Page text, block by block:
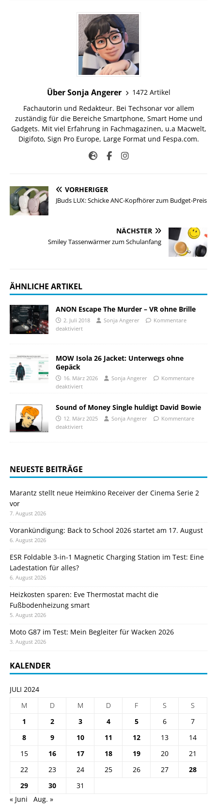
Über Sonja Angerer
1472 Artikel
Fachautorin und Redakteur. Bei Techsonar vor allem
zuständig für die Bereiche Smartphone, Smart Home und
Gadgets. Mit viel Erfahrung in Fachmagazinen, u.a Macwelt,
Digifoto, Sign Pro Europe, Large Format und Fespa.com.
VORHERIGER
JBuds LUX: Schicke ANC-Kopfhörer zum Budget-Preis
NÄCHSTER
Smiley Tassenwärmer zum Schulanfang
ÄHNLICHE ARTIKEL
ANON Escape The Murder – VR ohne Brille
2. Juli 2018 Sonja Angerer
Kommentare
deaktiviert
MOW Isola 26 Jacket: Unterwegs ohne
Gepäck
16. März 2026 Sonja Angerer
Kommentare
deaktiviert
Sound of Money Single huldigt David Bowie
12. März 2025 Sonja Angerer
Kommentare
deaktiviert
NEUESTE BEITRÄGE
Marantz stellt neue Heimkino Receiver der Cinema Serie 2
vor
7. August 2026
Vorankündigung: Back to School 2026 startet am 17. August
6. August 2026
ESR Foldable 3-in-1 Magnetic Charging Station im Test: Eine
Ladestation für alles?
6. August 2026
Heizkosten sparen: Eve Thermostat macht die
Fußbodenheizung smart
5. August 2026
Moto G87 im Test: Mein Begleiter für Wacken 2026
3. August 2026
KALENDER
JULI 2024
M
D M D F S
S
1
2 3 4 5 6
7
8
9 10 11 12 13
14
15
16 17 18 19 20
21
22
23 24 25 26 27
28
29
30
31
« Juni
Aug. »